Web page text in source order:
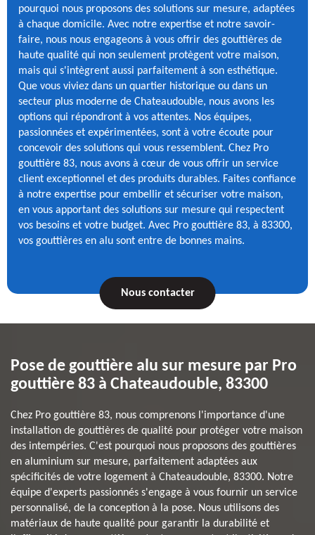
pourquoi nous proposons des solutions sur mesure, adaptées
à chaque domicile. Avec notre expertise et notre savoir-
faire, nous nous engageons à vous offrir des gouttières de
haute qualité qui non seulement protègent votre maison,
mais qui s'intègrent aussi parfaitement à son esthétique.
Que vous viviez dans un quartier historique ou dans un
secteur plus moderne de Chateaudouble, nous avons les
options qui répondront à vos attentes. Nos équipes,
passionnées et expérimentées, sont à votre écoute pour
concevoir des solutions qui vous ressemblent. Chez Pro
gouttière 83, nous avons à cœur de vous offrir un service
client exceptionnel et des produits durables. Faites confiance
à notre expertise pour embellir et sécuriser votre maison,
en vous apportant des solutions sur mesure qui respectent
vos besoins et votre budget. Avec Pro gouttière 83, à 83300,
vos gouttières en alu sont entre de bonnes mains.
Nous contacter
Pose de gouttière alu sur mesure par Pro
gouttière 83 à Chateaudouble, 83300
Chez Pro gouttière 83, nous comprenons l'importance d'une
installation de gouttières de qualité pour protéger votre maison
des intempéries. C'est pourquoi nous proposons des gouttières
en aluminium sur mesure, parfaitement adaptées aux
spécificités de votre logement à Chateaudouble, 83300. Notre
équipe d'experts passionnés s'engage à vous fournir un service
personnalisé, de la conception à la pose. Nous utilisons des
matériaux de haute qualité pour garantir la durabilité et